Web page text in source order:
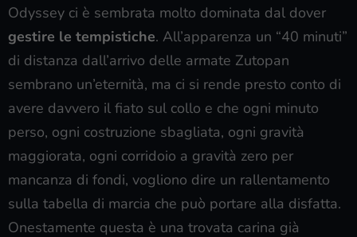
Odyssey ci è sembrata molto dominata dal dover
gestire le tempistiche. All’apparenza un “40 minuti”
di distanza dall’arrivo delle armate Zutopan
sembrano un’eternità, ma ci si rende presto conto di
avere davvero il fiato sul collo e che ogni minuto
perso, ogni costruzione sbagliata, ogni gravità
maggiorata, ogni corridoio a gravità zero per
mancanza di fondi, vogliono dire un rallentamento
sulla tabella di marcia che può portare alla disfatta.
Onestamente questa è una trovata carina già